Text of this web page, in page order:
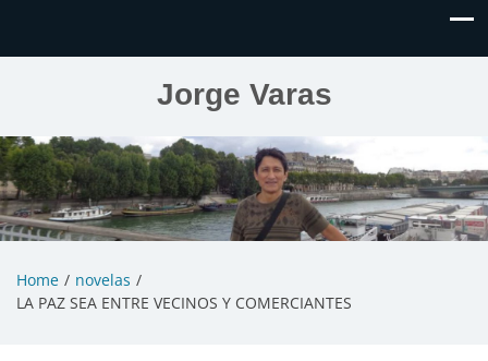
Jorge Varas
Home
novelas
LA PAZ SEA ENTRE VECINOS Y COMERCIANTES